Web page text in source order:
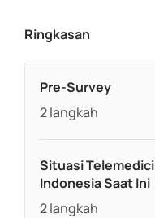
Ringkasan
Pre-Survey
.
2 langkah
Situasi
Indonesia Saat Ini
.
2 langkah